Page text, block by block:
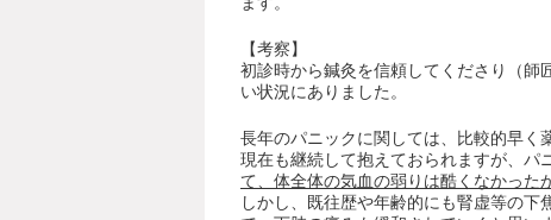
【考察】
初診時から鍼灸を信頼してくださり（師
い状況にありました。
長年のパニックに関しては、比較的早く
現在も継続して抱えておられますが、パ
て、体全体の気血の弱りは酷くなかった
しかし、既往歴や年齢的にも腎虚等の下